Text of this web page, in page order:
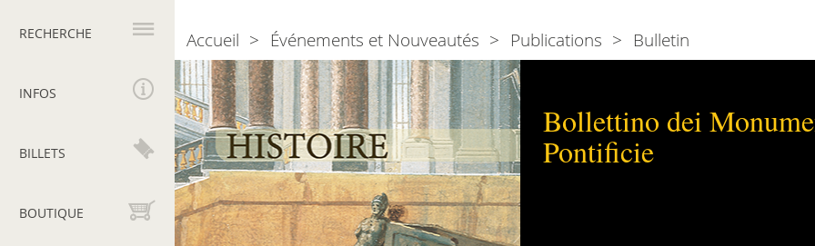
principale
RECHERCHE
INFOS
BILLETS
BOUTIQUE
Bollettino
dei
Monumenti
Musei
e
Gallerie
Pontificie
Bollettino dei
Pontificie
Breadcrumb
Accueil Événements et Nouveautés Publications Bulletin